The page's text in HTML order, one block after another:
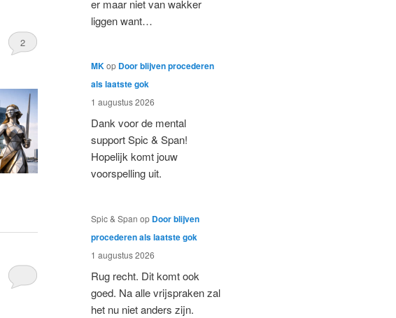
2
er maar niet van wakker
liggen want…
MKop Door blijven procederen
als laatste gok
1 augustus 2026
Dank voor de mental
support Spic & Span!
Hopelijk komt jouw
voorspelling uit.
Spic & Span op Door blijven
procederen als laatste gok
1 augustus 2026
Rug recht. Dit komt ook
goed. Na alle vrijspraken zal
het nu niet anders zijn.